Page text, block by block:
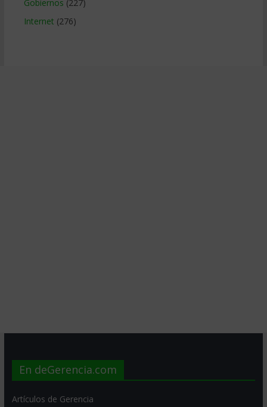
Gobiernos (227)
Internet (276)
En deGerencia.com
Artículos de Gerencia